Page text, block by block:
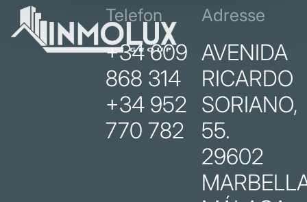
Telefon
+34 609
868 314
+34 952
770 782
Adresse
AVENIDA
RICARDO
SORIANO,
55.
29602